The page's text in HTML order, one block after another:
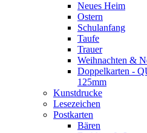
Neues Heim
Ostern
Schulanfang
Taufe
Trauer
Weihnachten &
Doppelkarten -
125mm
Kunstdrucke
Lesezeichen
Postkarten
Bären